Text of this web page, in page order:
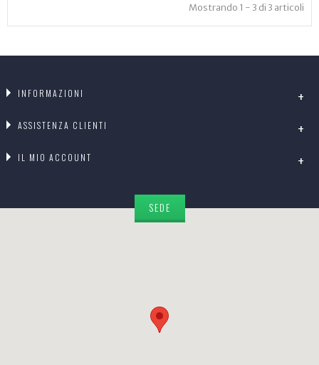
Mostrando 1 - 3 di 3 articoli
INFORMAZIONI
ASSISTENZA CLIENTI
IL MIO ACCOUNT
SEDE